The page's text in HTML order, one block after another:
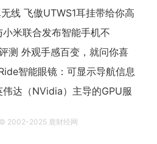
线 飞傲UTWS1耳挂带给你高
米联合发布智能手机不
测 外观手感百变，就问你喜
智能眼镜：可显示导航信息
达（NVidia）主导的GPU服
2002-2025 鹿财经网